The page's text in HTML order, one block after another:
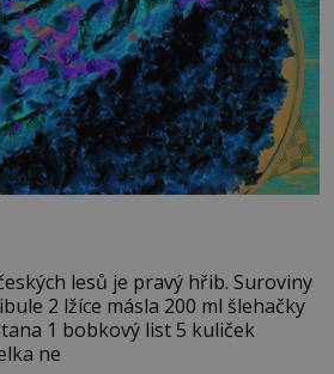
lesů je pravý hřib. Suroviny
2 lžíce másla 200 ml šlehačky
1 bobkový list 5 kuliček
ne